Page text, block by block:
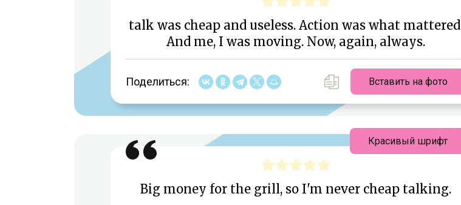
talk was cheap and useless. Action was what
And me, I was moving. Now, again, always.
Поделиться: Вставить на фото
Big money for the grill, so I'm never cheap talking.
Красивый шрифт